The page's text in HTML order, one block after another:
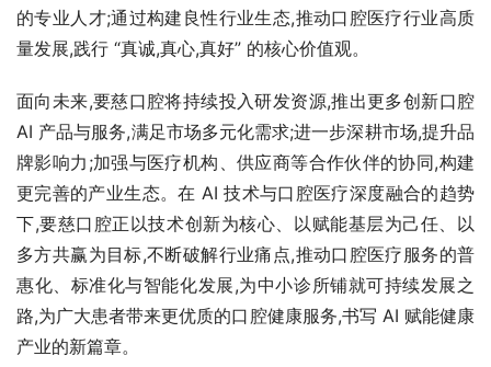
的专业人才;通过构建良性行业生态,推动口腔医疗行业高质
量发展,践行 “真诚,真心,真好” 的核心价值观。
面向未来,要慈口腔将持续投入研发资源,推出更多创新口腔
AI 产品与服务,满足市场多元化需求;进一步深耕市场,提升品
牌影响力;加强与医疗机构、供应商等合作伙伴的协同,构建
更完善的产业生态。在 AI 技术与口腔医疗深度融合的趋势
下,要慈口腔正以技术创新为核心、以赋能基层为己任、以
多方共赢为目标,不断破解行业痛点,推动口腔医疗服务的普
惠化、标准化与智能化发展,为中小诊所铺就可持续发展之
路,为广大患者带来更优质的口腔健康服务,书写 AI 赋能健康
产业的新篇章。